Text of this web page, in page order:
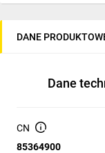
instalacji należy
trudności nawet
urządzeniami
DANE
Dane
CN
85364900